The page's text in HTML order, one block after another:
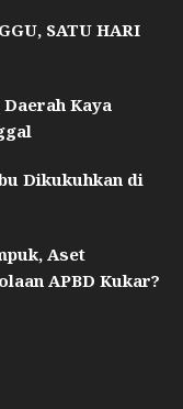
SATU HARI
Kaya
Dikukuhkan di
Aset
APBD Kukar?